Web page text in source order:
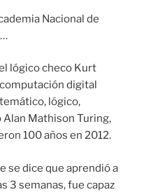
Nacional de
lógico checo Kurt
digital
lógico,
Mathison Turing,
100 años en 2012.
se dice que aprendió a
3 semanas, fue capaz